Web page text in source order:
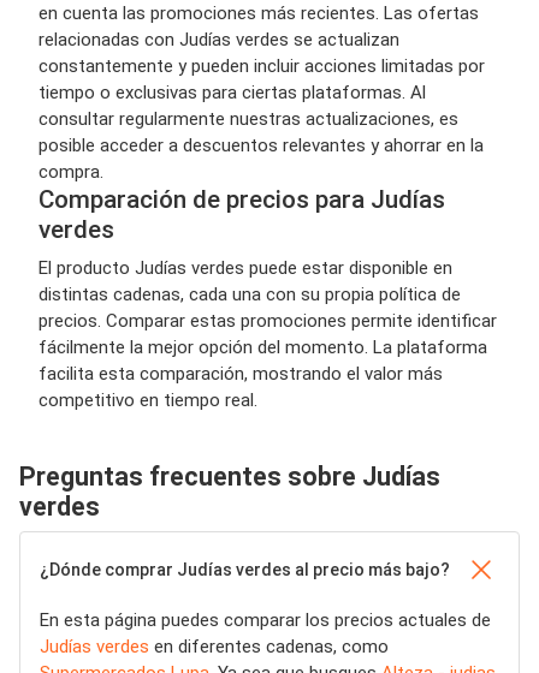
en cuenta las promociones más recientes. Las ofertas
relacionadas con Judías verdes se actualizan
constantemente y pueden incluir acciones limitadas por
tiempo o exclusivas para ciertas plataformas. Al
consultar regularmente nuestras actualizaciones, es
posible acceder a descuentos relevantes y ahorrar en la
compra.
Comparación de precios para Judías
verdes
El producto Judías verdes puede estar disponible en
distintas cadenas, cada una con su propia política de
precios. Comparar estas promociones permite identificar
fácilmente la mejor opción del momento. La plataforma
facilita esta comparación, mostrando el valor más
competitivo en tiempo real.
Preguntas frecuentes sobre Judías
verdes
¿Dónde comprar Judías verdes al precio más bajo?
En esta página puedes comparar los precios actuales de
Judías verdes en diferentes cadenas, como